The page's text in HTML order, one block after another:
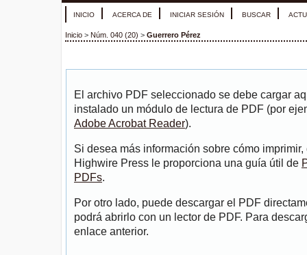
INICIO ACERCA DE INICIAR SESIÓN BUSCAR
Inicio > Núm. 040 (20) > Guerrero Pérez
El archivo PDF seleccionado se debe cargar
instalado un módulo de lectura de PDF (por
Adobe Acrobat Reader).
Si desea más información sobre cómo
Highwire Press le proporciona una guía útil de
PDFs.
Por otro lado, puede descargar el PDF
podrá abrirlo con un lector de PDF. Para
enlace anterior.